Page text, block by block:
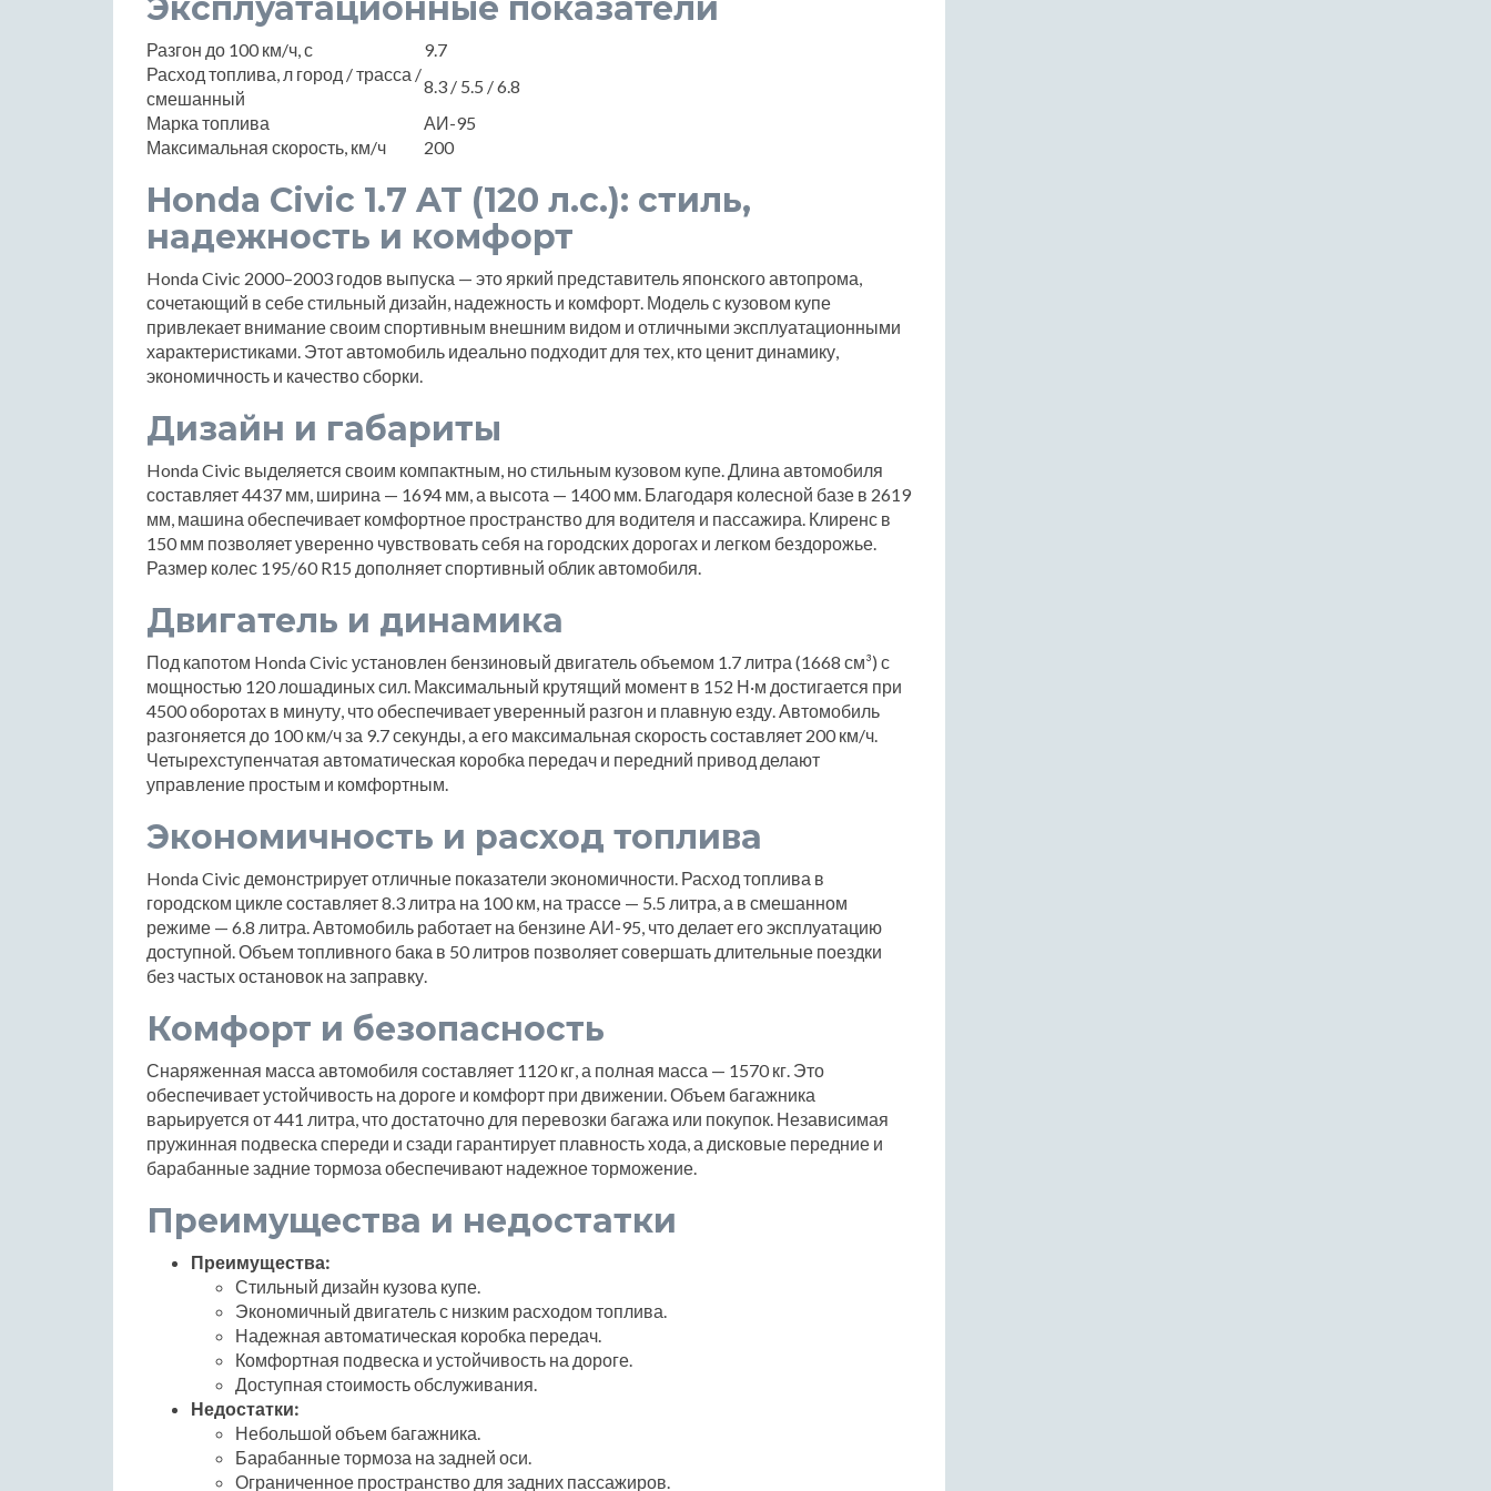
Эксплуатационные показатели
Разгон до 100 км/ч, с
9.7
Расход топлива, л город / трасса /
смешанный
8.3 / 5.5 / 6.8
Марка топлива
АИ-95
Максимальная скорость, км/ч
200
Honda Civic 1.7 AT (120 л.с.): стиль,
надежность и комфорт
Honda Civic 2000–2003 годов выпуска — это яркий представитель японского автопрома,
сочетающий в себе стильный дизайн, надежность и комфорт. Модель с кузовом купе
привлекает внимание своим спортивным внешним видом и отличными эксплуатационными
характеристиками. Этот автомобиль идеально подходит для тех, кто ценит динамику,
экономичность и качество сборки.
Дизайн и габариты
Honda Civic выделяется своим компактным, но стильным кузовом купе. Длина автомобиля
составляет 4437 мм, ширина — 1694 мм, а высота — 1400 мм. Благодаря колесной базе в 2619
мм, машина обеспечивает комфортное пространство для водителя и пассажира. Клиренс в
150 мм позволяет уверенно чувствовать себя на городских дорогах и легком бездорожье.
Размер колес 195/60 R15 дополняет спортивный облик автомобиля.
Двигатель и динамика
Под капотом Honda Civic установлен бензиновый двигатель объемом 1.7 литра (1668 см³) с
мощностью 120 лошадиных сил. Максимальный крутящий момент в 152 Н·м достигается при
4500 оборотах в минуту, что обеспечивает уверенный разгон и плавную езду. Автомобиль
разгоняется до 100 км/ч за 9.7 секунды, а его максимальная скорость составляет 200 км/ч.
Четырехступенчатая автоматическая коробка передач и передний привод делают
управление простым и комфортным.
Экономичность и расход топлива
Honda Civic демонстрирует отличные показатели экономичности. Расход топлива в
городском цикле составляет 8.3 литра на 100 км, на трассе — 5.5 литра, а в смешанном
режиме — 6.8 литра. Автомобиль работает на бензине АИ-95, что делает его эксплуатацию
доступной. Объем топливного бака в 50 литров позволяет совершать длительные поездки
без частых остановок на заправку.
Комфорт и безопасность
Снаряженная масса автомобиля составляет 1120 кг, а полная масса — 1570 кг. Это
обеспечивает устойчивость на дороге и комфорт при движении. Объем багажника
варьируется от 441 литра, что достаточно для перевозки багажа или покупок. Независимая
пружинная подвеска спереди и сзади гарантирует плавность хода, а дисковые передние и
барабанные задние тормоза обеспечивают надежное торможение.
Преимущества и недостатки
Преимущества:
Стильный дизайн кузова купе.
Экономичный двигатель с низким расходом топлива.
Надежная автоматическая коробка передач.
Комфортная подвеска и устойчивость на дороге.
Доступная стоимость обслуживания.
Недостатки:
Небольшой объем багажника.
Барабанные тормоза на задней оси.
Ограниченное пространство для задних пассажиров.